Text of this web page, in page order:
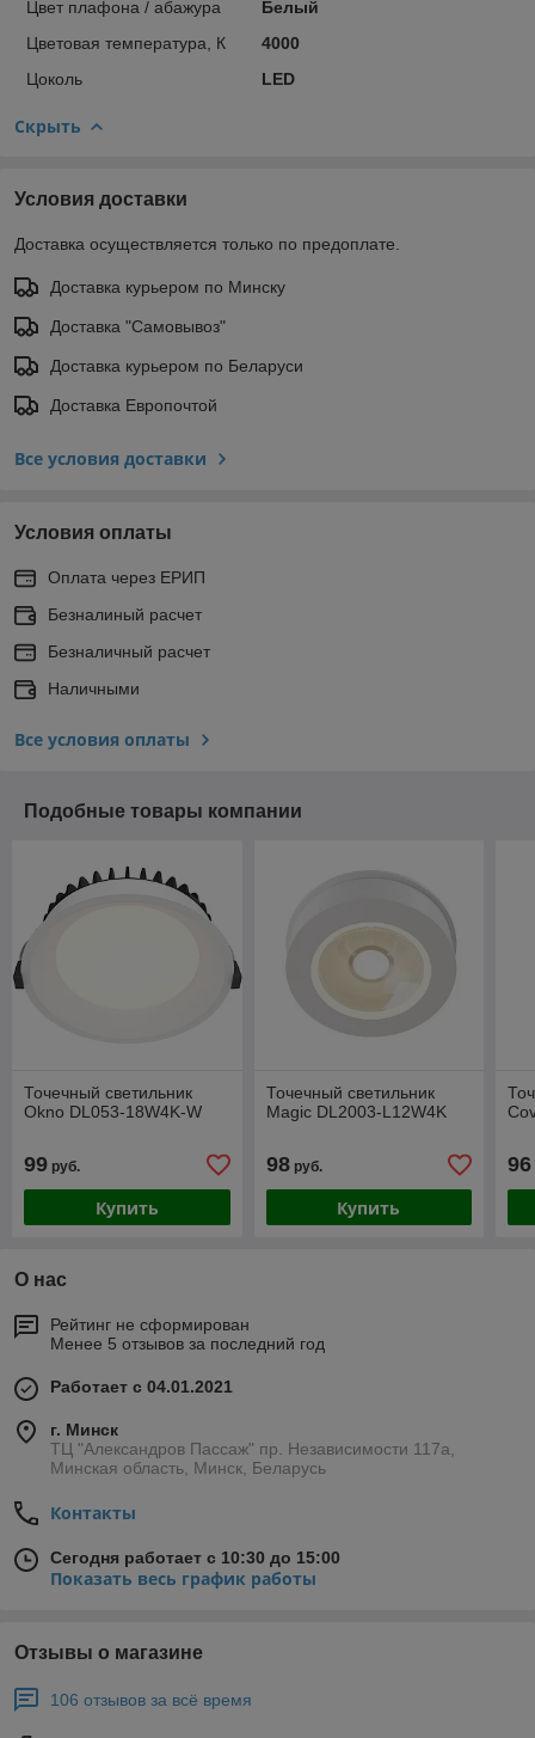
Цвет плафона / абажура
Белый
Цветовая температура, К
4000
Цоколь
LED
Скрыть
Условия доставки
Доставка осуществляется только по предоплате.
Доставка курьером по Минску
Доставка "Самовывоз"
Доставка курьером по Беларуси
Доставка Европочтой
Все условия доставки
Условия оплаты
Оплата через ЕРИП
Безналиный расчет
Безналичный расчет
Наличными
Все условия оплаты
Подобные товары компании
Точечный светильник
Okno DL053-18W4K-W
99 руб.
Купить
Точечный светильник
Magic DL2003-L12W4K
98руб.
Купить
96
О нас
Рейтинг не сформирован
Менее 5 отзывов за последний год
Работает с 04.01.2021
г. Минск
ТЦ "Александров Пассаж" пр. Независимости 117а,
Минская область, Минск, Беларусь
Контакты
Сегодня работает с 10:30 до 15:00
Показать весь график работы
Отзывы о магазине
106 отзывов за всё время